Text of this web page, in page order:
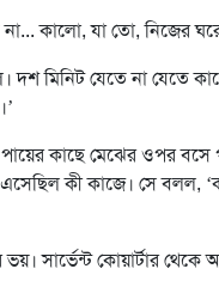
কালো, যা তো, নিজের
দশ মিনিট যেতে না যেতে
কাছে মেঝের ওপর
কী কাজে। সে বলল,
সার্ভেন্ট কোয়ার্টার থেকে